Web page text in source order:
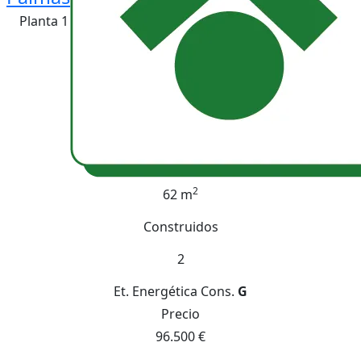
Planta 1
62 m2
Construidos
2
Et. Energética Cons. G
Precio
96.500 €